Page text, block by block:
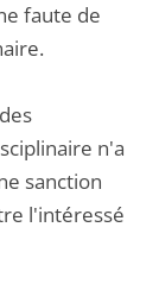
faute de
n'a
sanction
l'intéressé